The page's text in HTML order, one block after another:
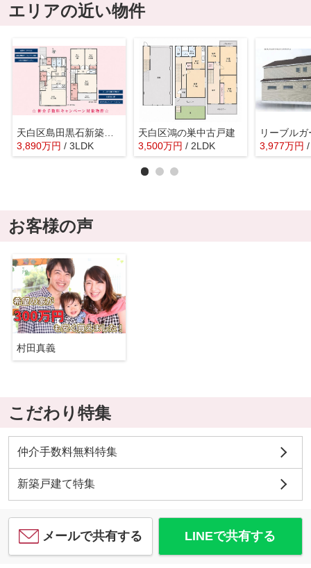
エリアの近い物件
天白区島田黒石新築戸建
3,890万円 / 3LDK
天白区鴻の巣中古戸建
3,500万円 / 2LDK 3,977万円
お客様の声
村田真義
こだわり特集
仲介手数料無料特集
新築戸建て特集
メールで共有する LINEで共有する